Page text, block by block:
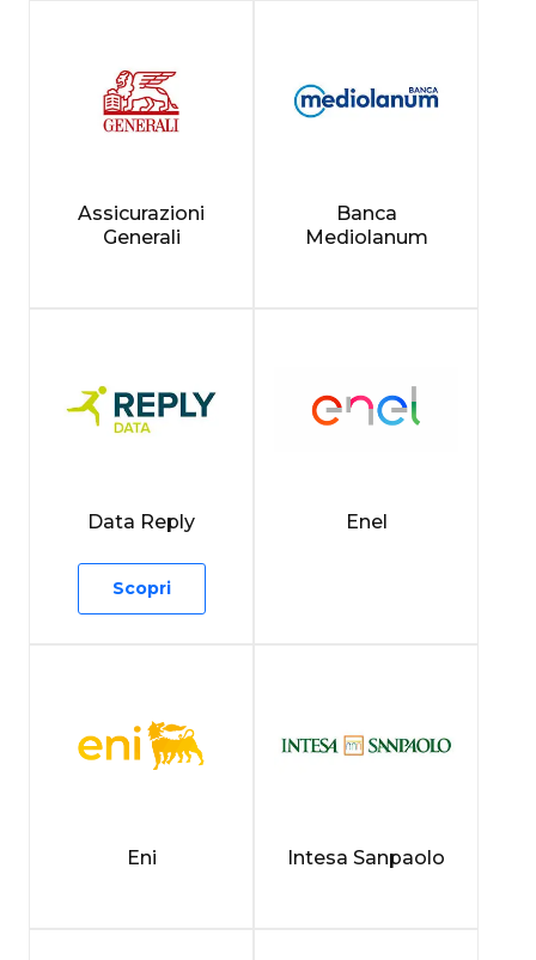
Assicurazioni
Generali
Banca
Mediolanum
Data Reply
Scopri
Enel
Eni Intesa Sanpaolo